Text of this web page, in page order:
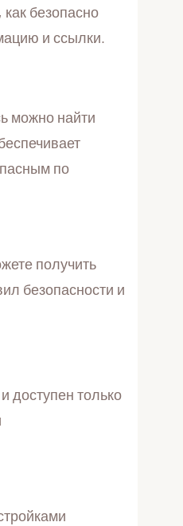
безопасно
и ссылки.
можно найти
по
получить
безопасности и
доступен только